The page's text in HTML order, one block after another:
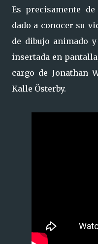
Es precisamente
dado a conocer su
de dibujo animado
insertada en
cargo de Jonathan
Kalle Österby.